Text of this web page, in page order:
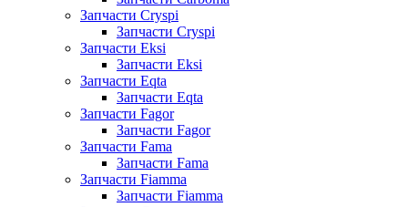
Запчасти Cryspi
Запчасти Cryspi
Запчасти Eksi
Запчасти Eksi
Запчасти Eqta
Запчасти Eqta
Запчасти Fagor
Запчасти Fagor
Запчасти Fama
Запчасти Fama
Запчасти Fiamma
Запчасти Fiamma